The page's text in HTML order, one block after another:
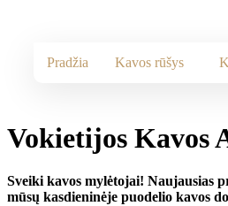
Pradžia Kavos rūšys
Vokietijos Kavos
Sveiki kavos mylėtojai! Naujausias
mūsų kasdieninėje puodelio kavos